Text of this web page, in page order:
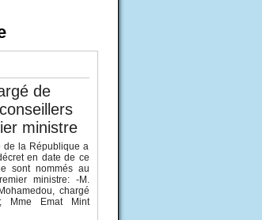
de
ministre
de la République a
en date de ce
sont nommés au
ministre: -M.
chargé
Mme Emat Mint